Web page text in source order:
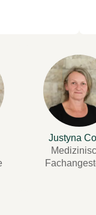
Justyna